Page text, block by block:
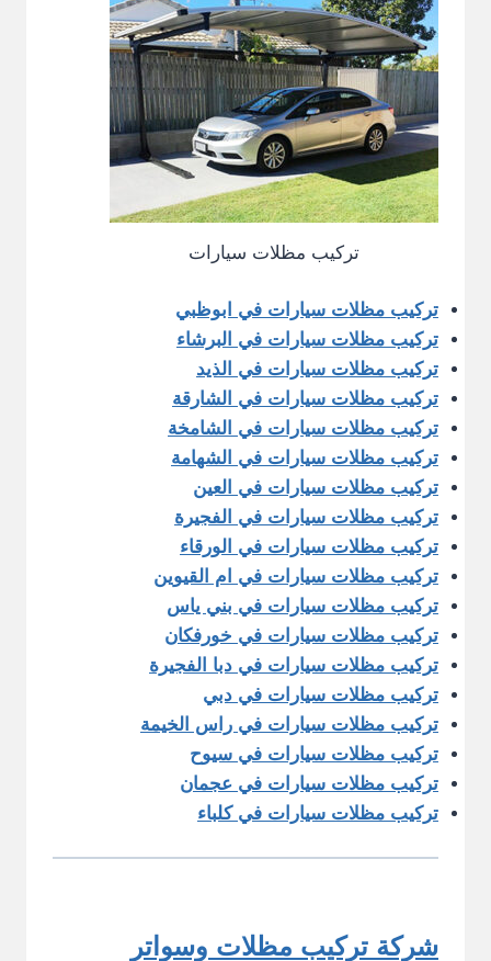
تركيب مظلات سيارات
تركيب مظلات سيارات في ابوظبي
تركيب مظلات سيارات في البرشاء
تركيب مظلات سيارات في الذيد
تركيب مظلات سيارات في الشارقة
تركيب مظلات سيارات في الشامخة
تركيب مظلات سيارات في الشهامة
تركيب مظلات سيارات في العين
تركيب مظلات سيارات في الفجيرة
تركيب مظلات سيارات في الورقاء
تركيب مظلات سيارات في ام القيوين
تركيب مظلات سيارات في بني ياس
تركيب مظلات سيارات في خورفكان
تركيب مظلات سيارات في دبا الفجيرة
تركيب مظلات سيارات في دبي
تركيب مظلات سيارات في راس الخيمة
تركيب مظلات سيارات في سيوح
تركيب مظلات سيارات في عجمان
تركيب مظلات سيارات في كلباء
شركة تركيب مظلات وسواتر